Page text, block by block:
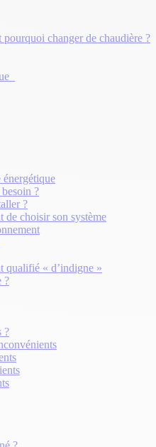
pourquoi changer de chaudière ?
?
?
de choisir son système
qualifié « d’indigne »
?
?